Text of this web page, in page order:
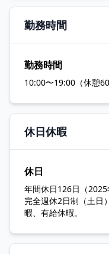
勤務時間
勤務時間
10:00〜19:00（休憩60
休日休暇
休日
年間休日126日（2025
完全週休2日制（土日
暇、有給休暇。